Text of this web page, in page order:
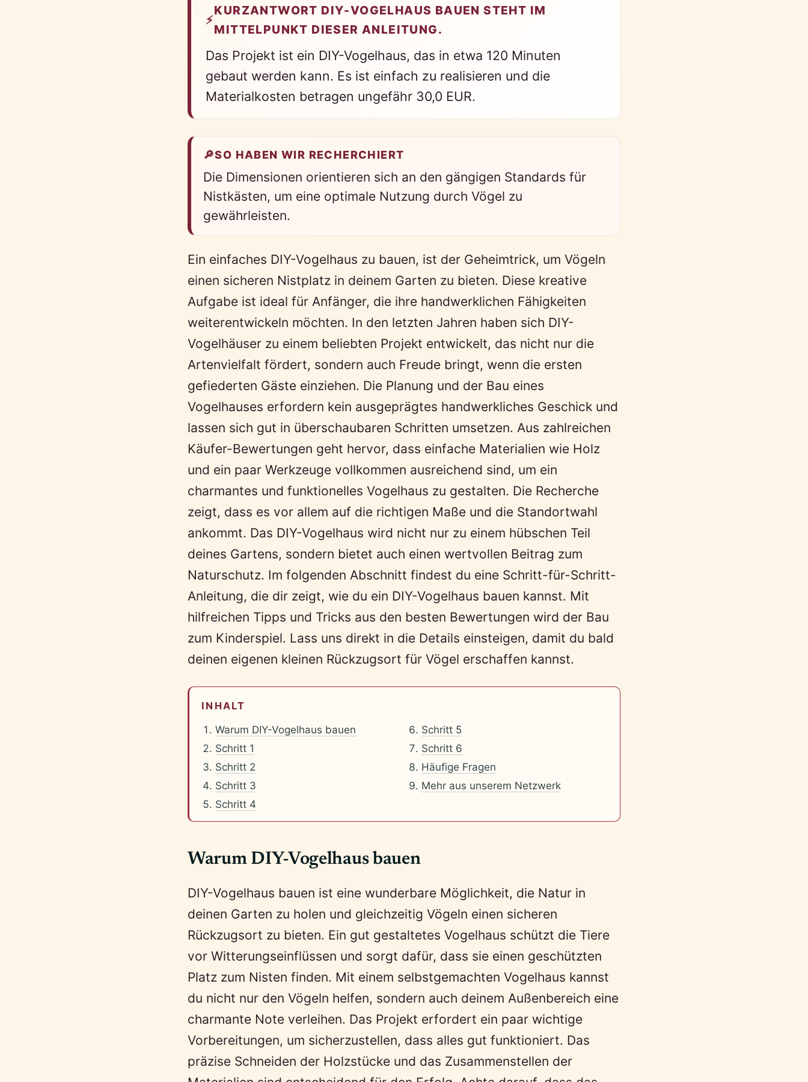
⚡
KURZANTWORT DIY-VOGELHAUS BAUEN STEHT IM
MITTELPUNKT DIESER ANLEITUNG.
Das Projekt ist ein DIY-Vogelhaus, das in etwa 120 Minuten
gebaut werden kann. Es ist einfach zu realisieren und die
Materialkosten betragen ungefähr 30,0 EUR.
🔎SO HABEN WIR RECHERCHIERT
Die Dimensionen orientieren sich an den gängigen Standards für
Nistkästen, um eine optimale Nutzung durch Vögel zu
gewährleisten.
Ein einfaches DIY-Vogelhaus zu bauen, ist der Geheimtrick, um Vögeln
einen sicheren Nistplatz in deinem Garten zu bieten. Diese kreative
Aufgabe ist ideal für Anfänger, die ihre handwerklichen Fähigkeiten
weiterentwickeln möchten. In den letzten Jahren haben sich DIY-
Vogelhäuser zu einem beliebten Projekt entwickelt, das nicht nur die
Artenvielfalt fördert, sondern auch Freude bringt, wenn die ersten
gefiederten Gäste einziehen. Die Planung und der Bau eines
Vogelhauses erfordern kein ausgeprägtes handwerkliches Geschick und
lassen sich gut in überschaubaren Schritten umsetzen. Aus zahlreichen
Käufer-Bewertungen geht hervor, dass einfache Materialien wie Holz
und ein paar Werkzeuge vollkommen ausreichend sind, um ein
charmantes und funktionelles Vogelhaus zu gestalten. Die Recherche
zeigt, dass es vor allem auf die richtigen Maße und die Standortwahl
ankommt. Das DIY-Vogelhaus wird nicht nur zu einem hübschen Teil
deines Gartens, sondern bietet auch einen wertvollen Beitrag zum
Naturschutz. Im folgenden Abschnitt findest du eine Schritt-für-Schritt-
Anleitung, die dir zeigt, wie du ein DIY-Vogelhaus bauen kannst. Mit
hilfreichen Tipps und Tricks aus den besten Bewertungen wird der Bau
zum Kinderspiel. Lass uns direkt in die Details einsteigen, damit du bald
deinen eigenen kleinen Rückzugsort für Vögel erschaffen kannst.
INHALT
Warum DIY-Vogelhaus bauen
Schritt 1
Schritt 2
Schritt 3
Schritt 4
Schritt 5
Schritt 6
Häufige Fragen
Mehr aus unserem Netzwerk
Warum DIY-Vogelhaus bauen
DIY-Vogelhaus bauen ist eine wunderbare Möglichkeit, die Natur in
deinen Garten zu holen und gleichzeitig Vögeln einen sicheren
Rückzugsort zu bieten. Ein gut gestaltetes Vogelhaus schützt die Tiere
vor Witterungseinflüssen und sorgt dafür, dass sie einen geschützten
Platz zum Nisten finden. Mit einem selbstgemachten Vogelhaus kannst
du nicht nur den Vögeln helfen, sondern auch deinem Außenbereich eine
charmante Note verleihen. Das Projekt erfordert ein paar wichtige
Vorbereitungen, um sicherzustellen, dass alles gut funktioniert. Das
präzise Schneiden der Holzstücke und das Zusammenstellen der